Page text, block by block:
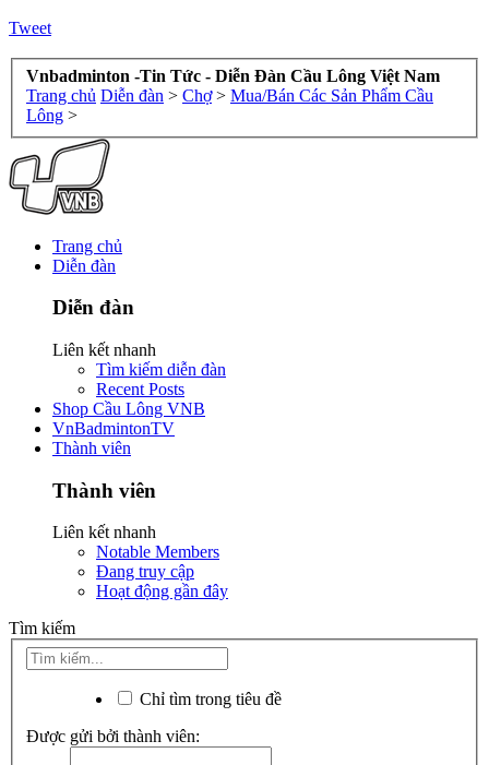
Tweet
Vnbadminton -Tin Tức - Diễn Đàn Cầu Lông Việt Nam
Trang chủ Diễn đàn > Chợ > Mua/Bán Các Sản Phẩm Cầu
Lông >
Trang chủ
Diễn đàn
Diễn đàn
Liên kết nhanh
Tìm kiếm diễn đàn
Recent Posts
Shop Cầu Lông VNB
VnBadmintonTV
Thành viên
Thành viên
Liên kết nhanh
Notable Members
Đang truy cập
Hoạt động gần đây
Tìm kiếm
Chỉ tìm trong tiêu đề
Được gửi bởi thành viên: